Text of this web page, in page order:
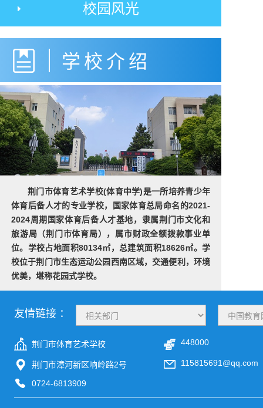
校园风光
学校介绍
荆门市体育艺术学校(体育中学)是一所培养青少年
体育后备人才的专业学校，国家体育总局命名的2021-
2024周期国家体育后备人才基地，隶属荆门市文化和
旅游局（荆门市体育局），属市财政全额拨款事业单
位。学校占地面积80134㎡，总建筑面积18626㎡。学
校位于荆门市生态运动公园西南区域，交通便利，环境
优美，堪称花园式学校。
友情链接 ：
荆门市体育艺术学校 448000
荆门市漳河新区响岭路2号 115815691@qq.com
0724-6813909